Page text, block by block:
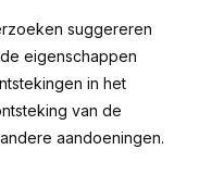
suggereren
eigenschappen
in het
van de
aandoeningen.